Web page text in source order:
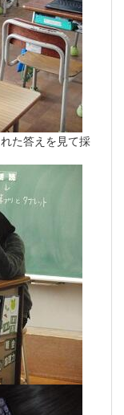
た答えを見て採